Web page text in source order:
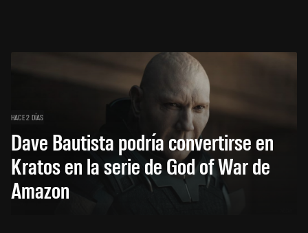
HACE 2 DÍAS
Dave Bautista podría convertirse en
Kratos en la serie de God of War de
Amazon